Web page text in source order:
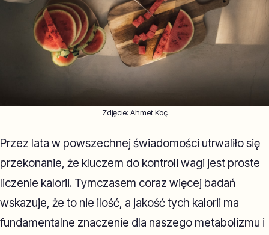
Zdjęcie: Ahmet Koç
Przez lata w powszechnej świadomości utrwaliło się
przekonanie, że kluczem do kontroli wagi jest proste
liczenie kalorii. Tymczasem coraz więcej badań
wskazuje, że to nie ilość, a jakość tych kalorii ma
fundamentalne znaczenie dla naszego metabolizmu i